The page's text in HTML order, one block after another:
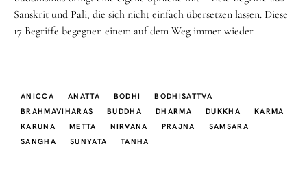
Sanskrit und Pali, die sich nicht einfach übersetzen lassen. Diese
17 Begriffe begegnen einem auf dem Weg immer wieder.
ANICCA ANATTA BODHI
BODHISATTVA
BRAHMAVIHARAS
BUDDHA DHARMA DUKKHA
KARMA
KARUNA
METTA NIRVANA PRAJNA
SAMSARA
SANGHA
SUNYATA TANHA